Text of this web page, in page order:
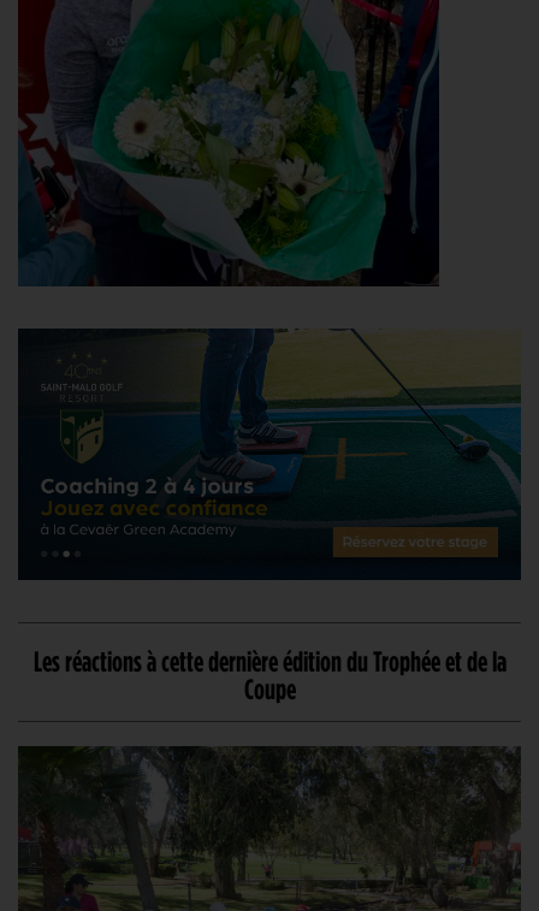
Les réactions à cette dernière édition du Trophée et de la
Coupe